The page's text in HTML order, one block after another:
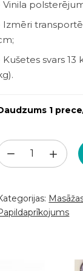
Vinila
Izmēri
Kušetes svars 13
1
Masāžas
galds
kušete
(MSZ3)